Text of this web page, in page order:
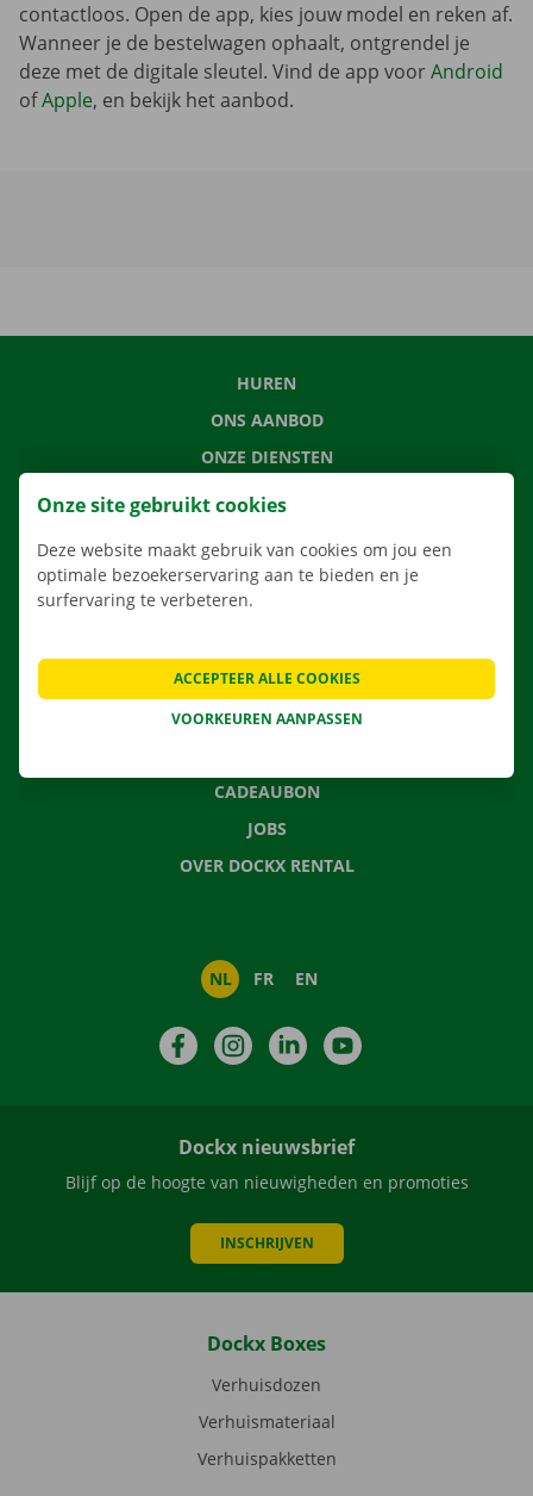
contactloos. Open de app, kies jouw model en reken af.
Wanneer je de bestelwagen ophaalt, ontgrendel je
deze met de digitale sleutel. Vind de app voorAndroid
ofApple, en bekijk het aanbod.
HUREN
ONS AANBOD
ONZE DIENSTEN
LOCATIES
VERHUISOPLOSSINGEN
CONTACTEER ONS
VEELGESTELDE VRAGEN
CADEAUBON
JOBS
OVER DOCKX RENTAL
NL FR EN
FacebookInstagramLinkedIn
Dockx nieuwsbrief
Blijf op de hoogte van nieuwigheden en promoties
INSCHRIJVEN
Dockx Boxes
Verhuisdozen
Verhuismateriaal
Verhuispakketten
Onze site gebruikt cookies
Deze website maakt gebruik van cookies om jou een
optimale bezoekerservaring aan te bieden en je
surfervaring te verbeteren.
VOORKEUREN AANPASSEN
ACCEPTEER ALLE COOKIES